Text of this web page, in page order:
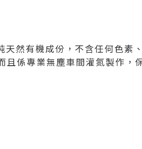
然有機成份，不含任何色素
係專業無塵車間灌氮製作，